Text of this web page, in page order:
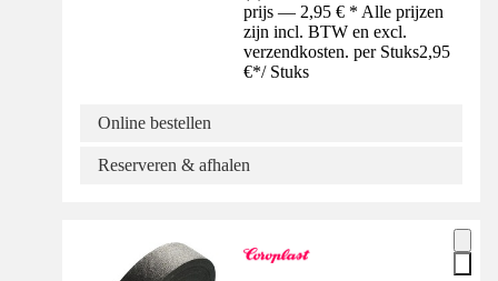
prijs — 2,95 € * Alle prijzen
zijn incl. BTW en excl.
verzendkosten. per Stuks2,95
€*/ Stuks
Online bestellen
Reserveren & afhalen